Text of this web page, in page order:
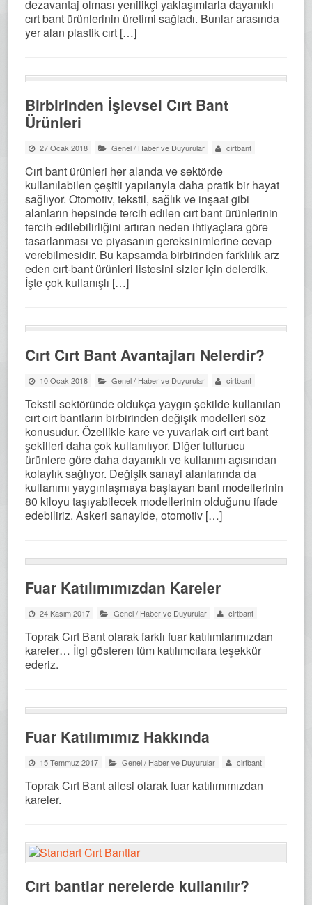
dezavantaj olması yenilikçi yaklaşımlarla dayanıklı
cırt bant ürünlerinin üretimi sağladı. Bunlar arasında
yer alan plastik cırt […]
Birbirinden İşlevsel Cırt Bant
Ürünleri
27 Ocak 2018 Genel/ Haber ve Duyurular cirtbant
Cırt bant ürünleri her alanda ve sektörde
kullanılabilen çeşitli yapılarıyla daha pratik bir hayat
sağlıyor. Otomotiv, tekstil, sağlık ve inşaat gibi
alanların hepsinde tercih edilen cırt bant ürünlerinin
tercih edilebilirliğini artıran neden ihtiyaçlara göre
tasarlanması ve piyasanın gereksinimlerine cevap
verebilmesidir. Bu kapsamda birbirinden farklılık arz
eden cırt-bant ürünleri listesini sizler için delerdik.
İşte çok kullanışlı […]
Cırt Cırt Bant Avantajları Nelerdir?
10 Ocak 2018 Genel/ Haber ve Duyurular cirtbant
Tekstil sektöründe oldukça yaygın şekilde kullanılan
cırt cırt bantların birbirinden değişik modelleri söz
konusudur. Özellikle kare ve yuvarlak cırt cırt bant
şekilleri daha çok kullanılıyor. Diğer tutturucu
ürünlere göre daha dayanıklı ve kullanım açısından
kolaylık sağlıyor. Değişik sanayi alanlarında da
kullanımı yaygınlaşmaya başlayan bant modellerinin
80 kiloyu taşıyabilecek modellerinin olduğunu ifade
edebiliriz. Askeri sanayide, otomotiv […]
Fuar Katılımımızdan Kareler
24 Kasım 2017 Genel/ Haber ve Duyurular cirtbant
Toprak Cırt Bant olarak farklı fuar katılımlarımızdan
kareler… İlgi gösteren tüm katılımcılara teşekkür
ederiz.
Fuar Katılımımız Hakkında
15 Temmuz 2017 Genel/ Haber ve Duyurular cirtbant
Toprak Cırt Bant ailesi olarak fuar katılımımızdan
kareler.
Cırt bantlar nerelerde kullanılır?